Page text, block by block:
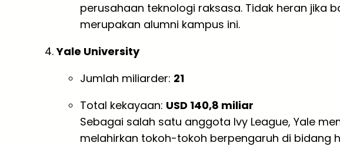
perusahaan teknologi raksasa. Tidak heran jika
merupakan alumni kampus ini.
Yale University
Jumlah miliarder: 21
Total kekayaan: USD 140,8 miliar
Sebagai salah satu anggota Ivy League, Yale
melahirkan tokoh-tokoh berpengaruh di bidang